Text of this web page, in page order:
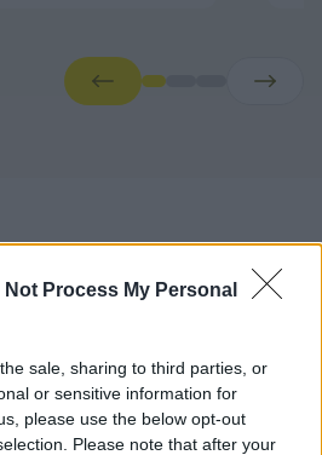
Not Process My Personal
sale, sharing to third parties, or
or sensitive information for
please use the below opt-out
Please note that after your
Agendas
— Main Stage